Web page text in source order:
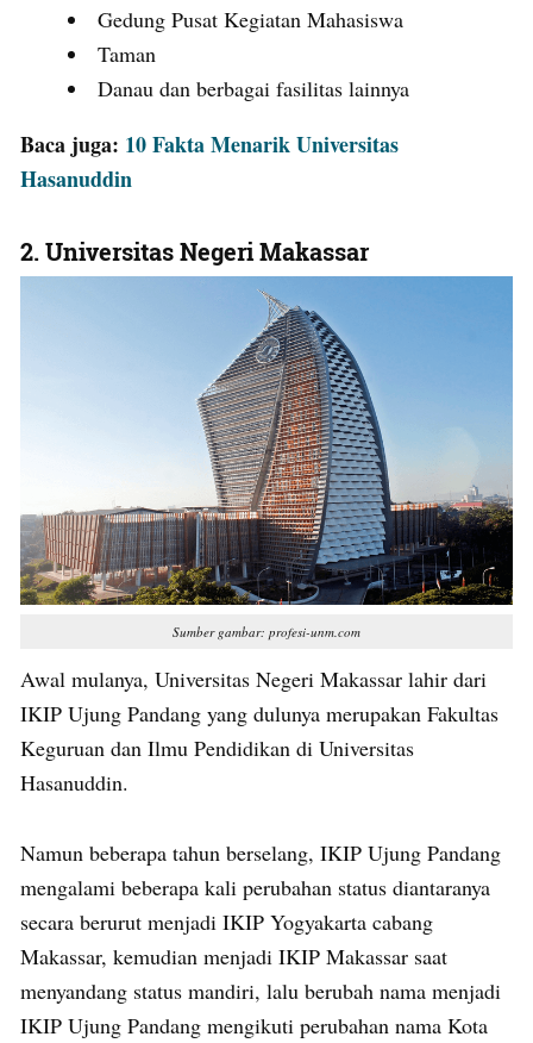
Gedung Pusat Kegiatan Mahasiswa
Taman
Danau dan berbagai fasilitas lainnya
Baca juga: 10 Fakta Menarik Universitas
Hasanuddin
2.Universitas Negeri Makassar
Sumber gambar: profesi-unm.com
Awal mulanya, Universitas Negeri Makassar lahir dari
IKIP Ujung Pandang yang dulunya merupakan Fakultas
Keguruan dan Ilmu Pendidikan di Universitas
Hasanuddin.
Namun beberapa tahun berselang, IKIP Ujung Pandang
mengalami beberapa kali perubahan status diantaranya
secara berurut menjadi IKIP Yogyakarta cabang
Makassar, kemudian menjadi IKIP Makassar saat
menyandang status mandiri, lalu berubah nama menjadi
IKIP Ujung Pandang mengikuti perubahan nama Kota